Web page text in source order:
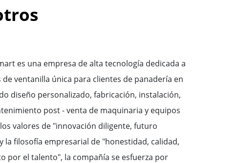
es una empresa de alta tecnología dedicada a
ventanilla única para clientes de panadería en
diseño personalizado, fabricación, instalación,
post - venta de maquinaria y equipos
valores de "innovación diligente, futuro
la filosofía empresarial de "honestidad, calidad,
por el talento", la compañía se esfuerza por